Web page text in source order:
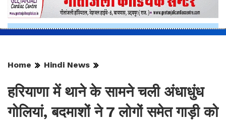
Home Hindi News
हरियाणा में थाने के सामने चली अंधाधुंध
गोलियां, बदमाशों ने 7 लोगों समेत गाड़ी को